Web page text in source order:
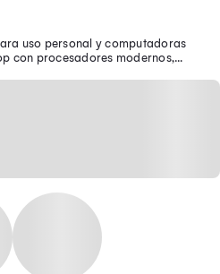
uso personal y computadoras
con procesadores modernos,